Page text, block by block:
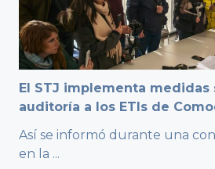
El STJ implementa medidas
auditoría a los ETIs de
Así se informó durante una
en la ...